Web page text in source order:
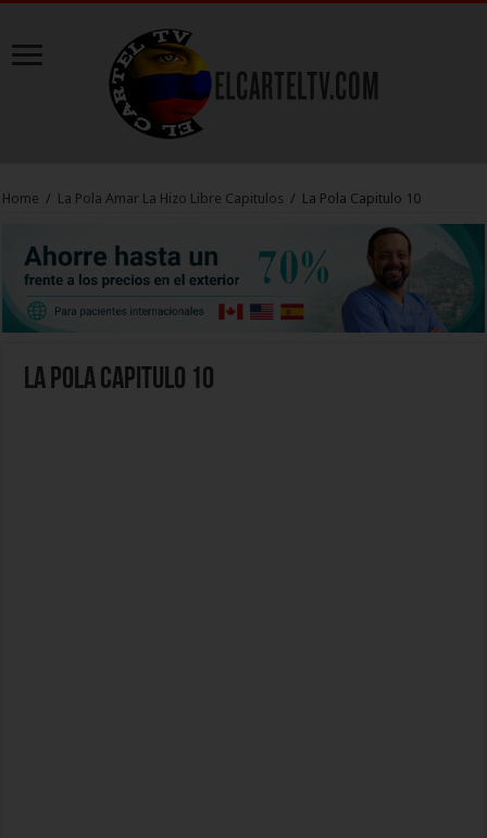
Home / La Pola Amar La Hizo Libre Capitulos / La Pola Capitulo 10
La Pola Capitulo 10